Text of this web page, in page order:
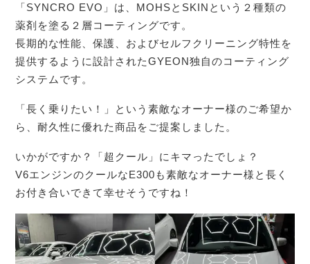
「SYNCRO EVO」は、MOHSとSKINという２種類の
薬剤を塗る２層コーティングです。
長期的な性能、保護、およびセルフクリーニング特性を
提供するように設計されたGYEON独自のコーティング
システムです。
「長く乗りたい！」という素敵なオーナー様のご希望か
ら、耐久性に優れた商品をご提案しました。
いかがですか？「超クール」にキマったでしょ？
V6エンジンのクールなE300も素敵なオーナー様と長く
お付き合いできて幸せそうですね！